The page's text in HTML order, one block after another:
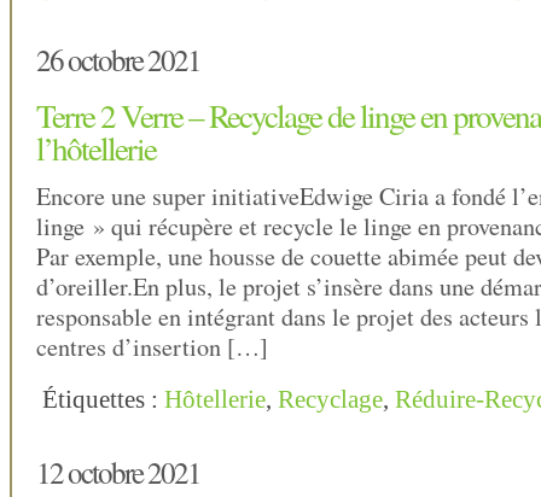
26 octobre 2021
Terre 2 Verre – Recyclage de linge en
l’hôtellerie
Encore une super initiativeEdwige Ciria a fondé
linge » qui récupère et recycle le linge en
Par exemple, une housse de couette abimée peut
d’oreiller.En plus, le projet s’insère dans une
responsable en intégrant dans le projet des acteurs
centres d’insertion […]
Étiquettes : Hôtellerie, Recyclage, Réduire-
12 octobre 2021